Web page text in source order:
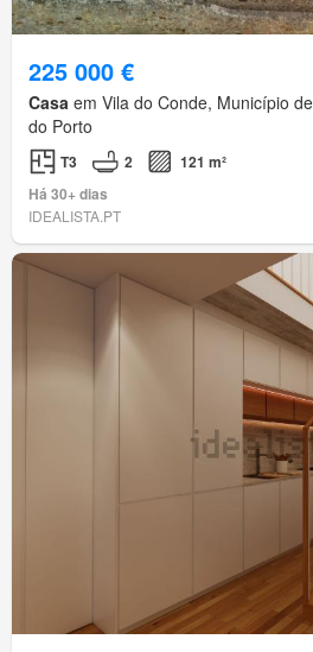
225 000 €
Casa em Vila do Conde, Município
do Porto
T3 2
121 m²
Há 30+ dias
IDEALISTA.PT